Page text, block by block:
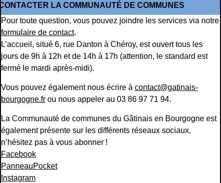
LA COMMUNAUTÉ DE COMMUNES
Pour toute question, vous pouvez joindre les services via notre
formulaire de contact.
L’accueil, situé 6, rue Danton à Chéroy, est ouvert tous les
jours de 9h à 12h et de 14h à 17h (attention, le standard est
fermé le mardi après-midi).
Vous pouvez également nous écrire à contact@gatinais-
bourgogne.fr ou nous appeler au 03 86 97 71 94.
La Communauté de communes du Gâtinais en Bourgogne est
également présente sur les différents réseaux sociaux,
n’hésitez pas à vous abonner !
Facebook
PanneauPocket
Instagram